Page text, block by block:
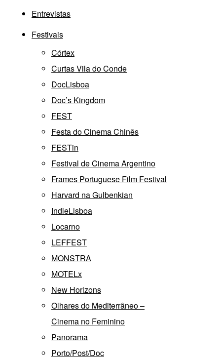
Entrevistas
Festivais
Córtex
Curtas Vila do Conde
DocLisboa
Doc’s Kingdom
FEST
Festa do Cinema Chinês
FESTin
Festival de Cinema Argentino
Frames Portuguese Film Festival
Harvard na Gulbenkian
IndieLisboa
Locarno
LEFFEST
MONSTRA
MOTELx
New Horizons
Olhares do Mediterrâneo –
Cinema no Feminino
Panorama
Porto/Post/Doc